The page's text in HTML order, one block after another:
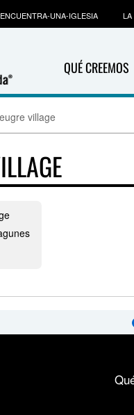
QUÉ CREEMOS
ENCUENTRA-UNA-IGLESIA LA
village